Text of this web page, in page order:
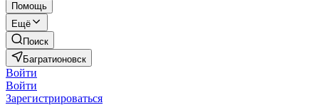
Помощь
Ещё
Поиск
Багратионовск
Войти
Войти
Зарегистрироваться